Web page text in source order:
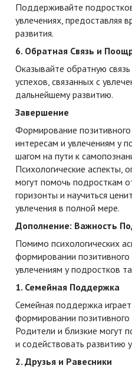
Поддерживайте
увлечениях, предоставляя
развития.
6. Обратная Связь и
Оказывайте обратную
успехов, связанных с
дальнейшему развитию.
Завершение
Формирование
интересам и увлечениям у
шагом на пути к
Психологические аспекты,
могут помочь подросткам
горизонты и научиться
увлечения в полной мере.
Дополнение: Важность
Помимо психологических
формировании
увлечениям у подростков
1. Семейная Поддержка
Семейная поддержка
формировании
Родители и близкие могут
и содействовать развитию
2. Друзья и Равесники